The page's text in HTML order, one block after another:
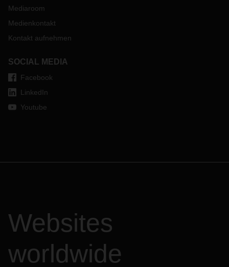
Mediaroom
Medienkontakt
Kontakt aufnehmen
SOCIAL MEDIA
Facebook
LinkedIn
Youtube
Websites
worldwide